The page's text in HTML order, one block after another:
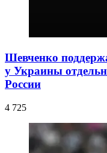
Шевченко
у Украины
России
4 725